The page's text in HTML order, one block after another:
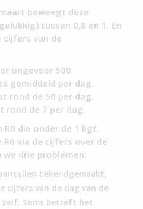
beweegt deze
tussen 0,8 en 1. En
van de
ongeveer 500
gemiddeld per dag.
rond de 50 per dag.
rond de 7 per dag.
die onder de 1 ligt.
via de cijfers over de
we drie problemen:
bekendgemaakt,
cijfers van de dag van de
zelf. Soms betreft het